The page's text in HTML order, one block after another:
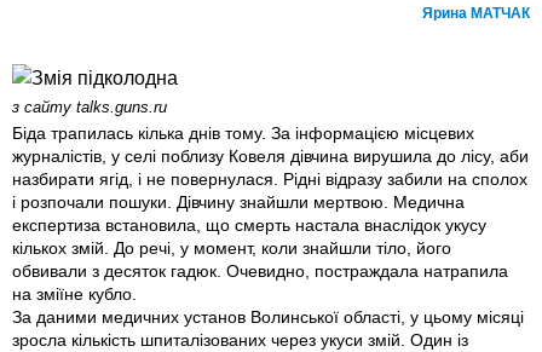
Ярина МАТЧАК
з сайту talks.guns.ru
Біда трапилась кілька днів тому. За інформацією місцевих
журналістів, у селі поблизу Ковеля дівчина вирушила до лісу, аби
назбирати ягід, і не повернулася. Рідні відразу забили на сполох
і розпочали пошуки. Дівчину знайшли мертвою. Медична
експертиза встановила, що смерть настала внаслідок укусу
кількох змій. До речі, у момент, коли знайшли тіло, його
обвивали з десяток гадюк. Очевидно, постраждала натрапила
на зміїне кубло.
За даними медичних установ Волинської області, у цьому місяці
зросла кількість шпиталізованих через укуси змій. Один із